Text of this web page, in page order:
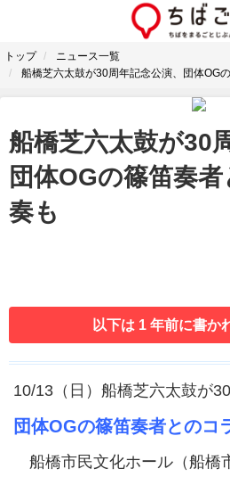
トップ
ニュース一覧
船橋芝六太鼓が30周年記念公演、団体OG
船橋芝六太鼓が30
団体OGの篠笛奏
奏も
以下は 1 年前に書か
10/13（日）船橋芝六太鼓が
団体OGの篠笛奏者とのコ
船橋市民文化ホール（船橋